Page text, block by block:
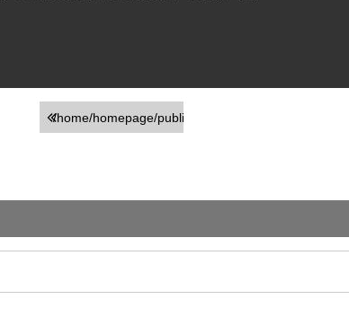
/home/homepage/public_html/usr/